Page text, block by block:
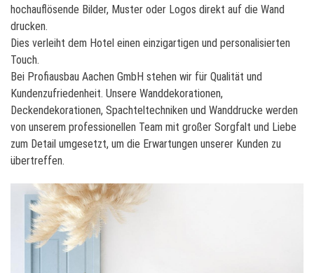
hochauflösende Bilder, Muster oder Logos direkt auf die Wand
drucken.
Dies verleiht dem Hotel einen einzigartigen und personalisierten
Touch.
Bei Profiausbau Aachen GmbH stehen wir für Qualität und
Kundenzufriedenheit. Unsere Wanddekorationen,
Deckendekorationen, Spachteltechniken und Wanddrucke werden
von unserem professionellen Team mit großer Sorgfalt und Liebe
zum Detail umgesetzt, um die Erwartungen unserer Kunden zu
übertreffen.